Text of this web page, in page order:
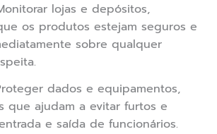
lojas e depósitos,
os produtos estejam seguros e
sobre qualquer
dados e equipamentos,
que ajudam a evitar furtos e
e saída de funcionários.